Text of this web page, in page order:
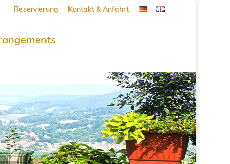
Reservierung Kontakt & Anfahrt